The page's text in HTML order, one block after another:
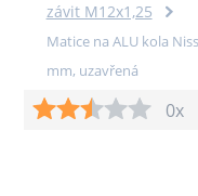
závit M12x1,25
Matice na ALU kola
mm, uzavřená
0x